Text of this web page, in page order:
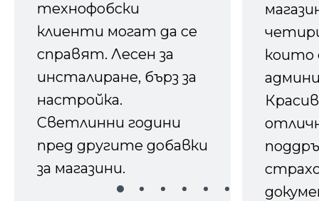
технофобски
клиенти могат да се
справят. Лесен за
инсталиране, бърз за
настройка.
Светлинни години
пред другите добавки
за магазини.
които